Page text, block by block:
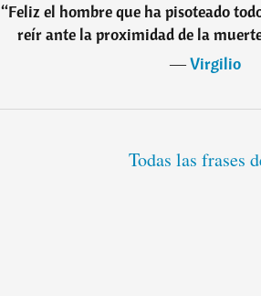
“Feliz el hombre que ha pisoteado
reír ante la proximidad de la
―Virgilio
Todas las frases